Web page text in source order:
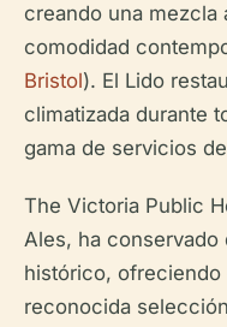
creando una mezcla
comodidad
Bristol). El Lido
climatizada durante
gama de servicios
The Victoria Public
Ales, ha conservado
histórico, ofreciendo
reconocida